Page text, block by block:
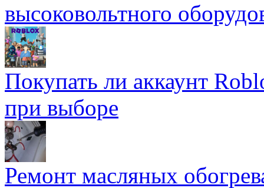
высоковольтного
Покупать ли аккаунт
при выборе
Ремонт масляных